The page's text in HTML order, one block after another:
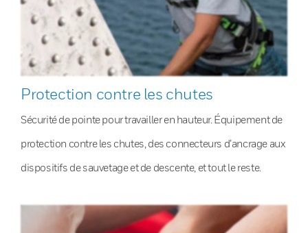
Protection contre les chutes
Sécurité de pointe pour travailler en hauteur. Équipement de
protection contre les chutes, des connecteurs d’ancrage aux
dispositifs de sauvetage et de descente, et tout le reste.